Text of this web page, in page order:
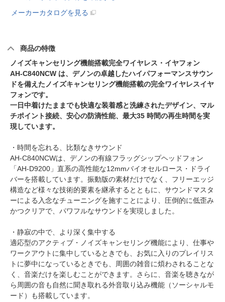
メーカーカタログを見る
商品の特徴
ノイズキャンセリング機能搭載完全ワイヤレス・イヤフォン
AH-C840NCW は、デノンの卓越したハイパフォーマンスサウン
ドを備えたノイズキャンセリング機能搭載の完全ワイヤレスイヤ
フォンです。
一日中着けたままでも快適な装着感と洗練されたデザイン、マル
チポイント接続、安心の防滴性能、最大35 時間の再生時間を実
現しています。
・時間を忘れる、比類なきサウンド
AH-C840NCWは、デノンの有線フラッグシップヘッドフォン
「AH-D9200」直系の高性能な12mmバイオセルロース・ドライ
バーを搭載しています。振動版の素材だけでなく、フリーエッジ
構造など様々な技術的要素を継承するとともに、サウンドマスタ
ーによる入念なチューニングを施すことにより、圧倒的に低歪み
かつクリアで、パワフルなサウンドを実現しました。
・静寂の中で、より深く集中する
適応型のアクティブ・ノイズキャンセリング機能により、仕事や
ワークアウトに集中しているときでも、お気に入りのプレイリス
トに夢中になっているときでも、周囲の雑音に煩わされることな
く、音楽だけを楽しむことができます。さらに、音楽を聴きなが
ら周囲の音も自然に聞き取れる外音取り込み機能（ソーシャルモ
ード）も搭載しています。